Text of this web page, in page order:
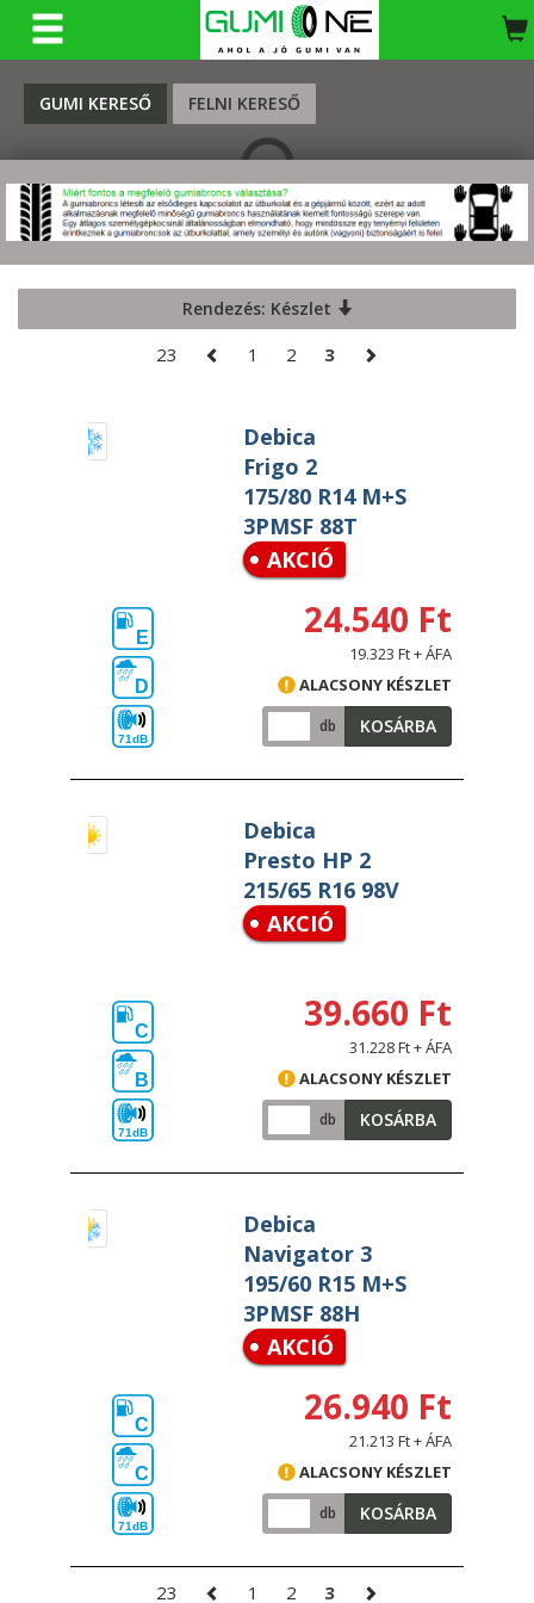
GUMI KERESŐ FELNI KERESŐ
KERESÉS
Rendezés: Készlet
23 1 2 3
Debica
Frigo 2
175/80 R14 M+S
3PMSF 88T
AKCIÓ
E
D
71dB
24.540 Ft
19.323 Ft + ÁFA
ALACSONY KÉSZLET
db KOSÁRBA
Debica
Presto HP 2
215/65 R16 98V
AKCIÓ
C
B
71dB
39.660 Ft
31.228 Ft + ÁFA
ALACSONY KÉSZLET
db KOSÁRBA
Debica
Navigator 3
195/60 R15 M+S
3PMSF 88H
AKCIÓ
C
C
71dB
26.940 Ft
21.213 Ft + ÁFA
ALACSONY KÉSZLET
db KOSÁRBA
23 1 2 3